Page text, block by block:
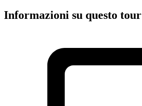
Informazioni su questo tour